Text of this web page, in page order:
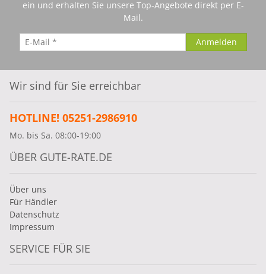
ein und erhalten Sie unsere Top-Angebote direkt per E-
Mail.
Wir sind für Sie erreichbar
HOTLINE! 05251-2986910
Mo. bis Sa. 08:00-19:00
ÜBER GUTE-RATE.DE
Über uns
Für Händler
Datenschutz
Impressum
SERVICE FÜR SIE